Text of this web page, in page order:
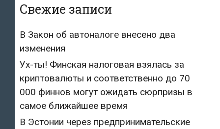
Свежие записи
В Закон об автоналоге внесено два
изменения
Ух-ты! Финская налоговая взялась за
криптовалюты и соответственно до 70
000 финнов могут ожидать сюрпризы в
самое ближайшее время
В Эстонии через предпринимательские